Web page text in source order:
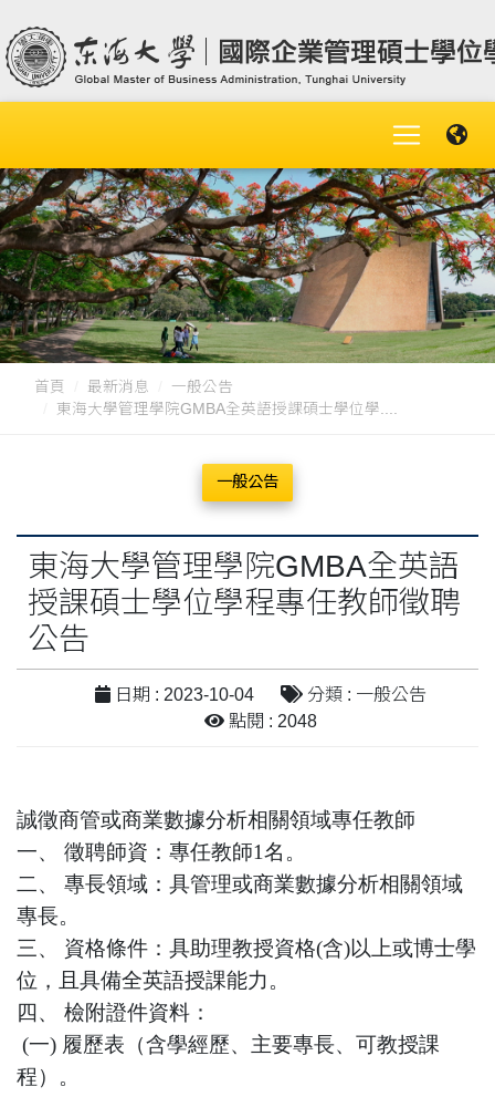
首頁 最新消息
一般公告
東海大學管理學院GMBA全英語授課碩士學位學....
一般公告
東海大學管理學院GMBA全英語
授課碩士學位學程專任教師徵聘
公告
日期 : 2023-10-04
分類 : 一般公告
點閱 : 2048
誠徵商管或商業數據分析相關領域專任教師
一、 徵聘師資：專任教師1名。
二、 專長領域：具管理或商業數據分析相關領域
專長。
三、 資格條件：具助理教授資格(含)以上或博士學
位，且具備全英語授課能力。
四、 檢附證件資料：
(一) 履歷表（含學經歷、主要專長、可教授課
程）。